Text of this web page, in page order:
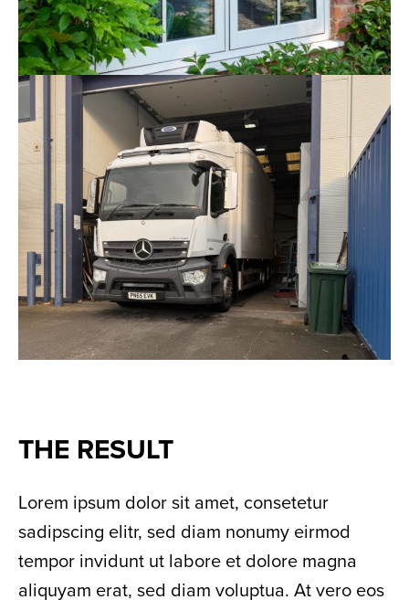
THE RESULT
Lorem ipsum dolor sit amet, consetetur
sadipscing elitr, sed diam nonumy eirmod
tempor invidunt ut labore et dolore magna
aliquyam erat, sed diam voluptua. At vero eos